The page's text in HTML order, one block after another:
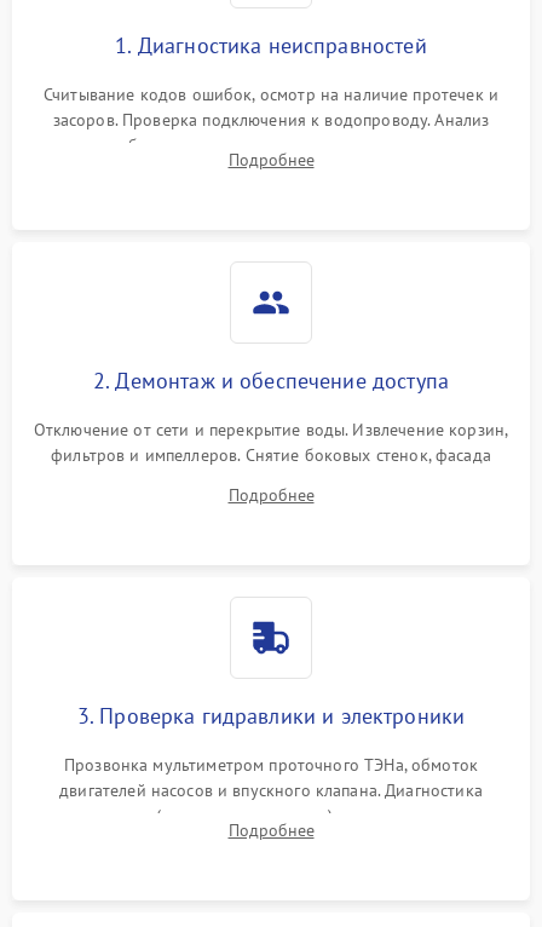
1. Диагностика неисправностей
Считывание кодов ошибок, осмотр на наличие протечек и
засоров. Проверка подключения к водопроводу. Анализ
жалоб на отсутствие слива, нагрева, вращения
разбрызгивателей или срабатывание системы защиты
Подробнее
2. Демонтаж и обеспечение доступа
Отключение от сети и перекрытие воды. Извлечение корзин,
фильтров и импеллеров. Снятие боковых стенок, фасада
циркуляционному насосу, ТЭНу и сливной помпе.
Подробнее
3. Проверка гидравлики и электроники
Прозвонка мультиметром проточного ТЭНа, обмоток
двигателей насосов и впускного клапана. Диагностика
прессостата (датчика уровня воды), датчика мутности,
концевика дверцы и электронного модуля управления.
Подробнее